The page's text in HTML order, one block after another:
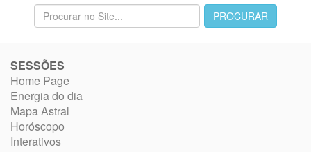
SESSÕES
Home Page
Energia do dia
Mapa Astral
Horóscopo
Interativos